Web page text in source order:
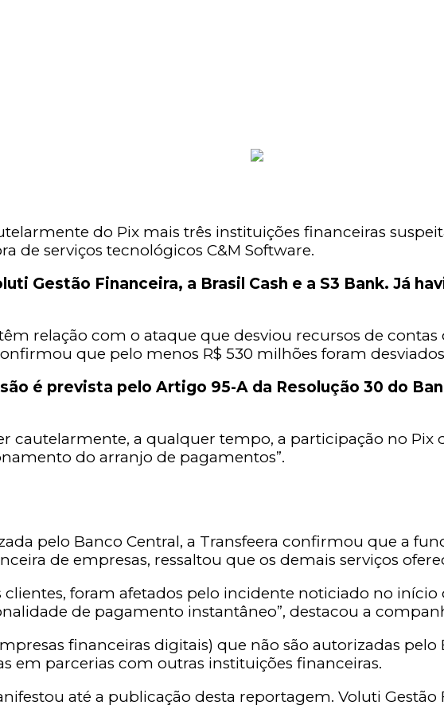
do Pix mais três instituições financeiras
de serviços tecnológicos C&M Software.
Gestão Financeira, a Brasil Cash e a S3 Bank. Já
relação com o ataque que desviou recursos de
que pelo menos R$ 530 milhões foram
é prevista pelo Artigo 95-A da Resolução 30 do
cautelarmente, a qualquer tempo, a participação no
do arranjo de pagamentos”.
pelo Banco Central, a Transfeera confirmou que a
de empresas, ressaltou que os demais serviços
clientes, foram afetados pelo incidente noticiado no
de pagamento instantâneo”, destacou a
financeiras digitais) que não são autorizadas
em parcerias com outras instituições financeiras.
até a publicação desta reportagem. Voluti Gestão